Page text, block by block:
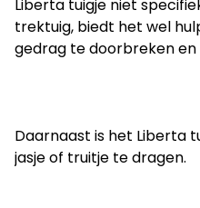
Liberta tuigje niet
trektuig, biedt het wel
gedrag te doorbreken en
Daarnaast is het Liberta
jasje of truitje te dragen.